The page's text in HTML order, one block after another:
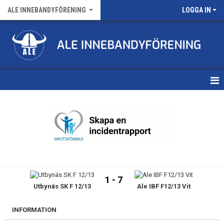
ALE INNEBANDYFÖRENING LOGGA IN
FÖRENINGENS MATCHER
NYHETSARKIV
MEDLEMSKAP
Utbynäs SK F 12/13
1 - 7
Ale IBF F12/13 Vit
INFORMATION